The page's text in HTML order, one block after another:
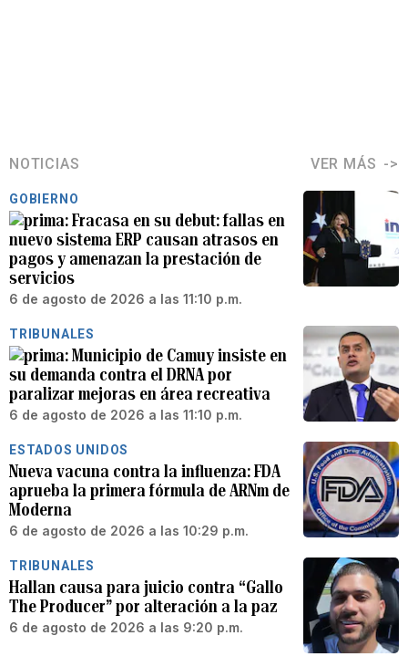
NOTICIAS VER MÁS
GOBIERNO
Fracasa en su debut: fallas en
nuevo sistema ERP causan atrasos en
pagos y amenazan la prestación de
servicios
6 de agosto de 2026 a las 11:10 p.m.
TRIBUNALES
Municipio de Camuy insiste en
su demanda contra el DRNA por
paralizar mejoras en área recreativa
6 de agosto de 2026 a las 11:10 p.m.
ESTADOS UNIDOS
Nueva vacuna contra la influenza: FDA
aprueba la primera fórmula de ARNm de
Moderna
6 de agosto de 2026 a las 10:29 p.m.
TRIBUNALES
Hallan causa para juicio contra “Gallo
The Producer” por alteración a la paz
6 de agosto de 2026 a las 9:20 p.m.